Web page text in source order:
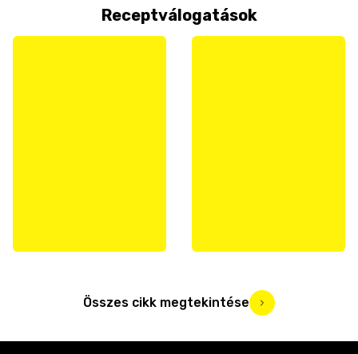
Receptválogatások
Összes cikk megtekintése